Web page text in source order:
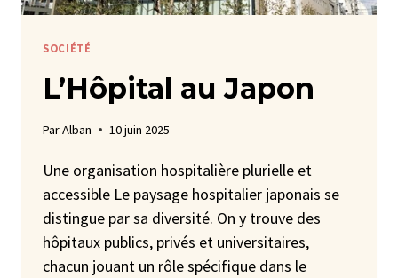
SOCIÉTÉ
L’Hôpital au Japon
ParAlban 10 juin 2025
Une organisation hospitalière plurielle et
accessible Le paysage hospitalier japonais se
distingue par sa diversité. On y trouve des
hôpitaux publics, privés et universitaires,
chacun jouant un rôle spécifique dans le